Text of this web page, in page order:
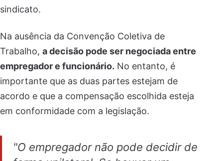
sindicato.
Na ausência da Convenção Coletiva de
Trabalho, a decisão pode ser negociada entre
empregador e funcionário. No entanto, é
importante que as duas partes estejam de
acordo e que a compensação escolhida esteja
em conformidade com a legislação.
"O empregador não pode decidir de